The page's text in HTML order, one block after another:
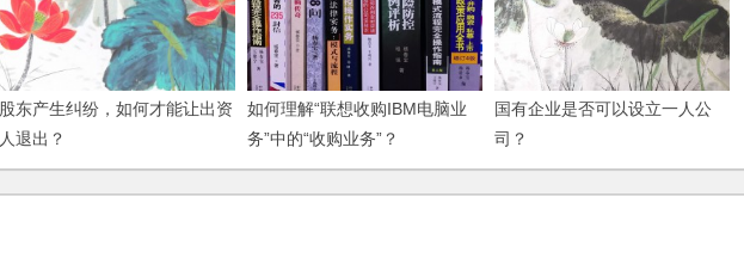
股东产生纠纷，如何才能让出资
人退出？
如何理解“联想收购IBM电脑业
务”中的“收购业务”？
国有企业是否可以设立一人公
司？